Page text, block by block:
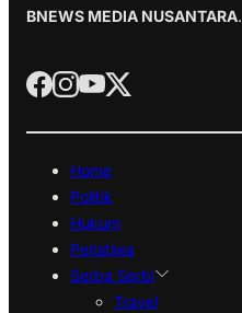
BNEWS MEDIA NUSANTARA.
Home
Politik
Hukum
Peristiwa
Serba Serbi
Travel